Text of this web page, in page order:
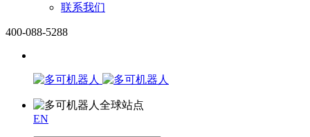
联系我们
400-088-5288
EN